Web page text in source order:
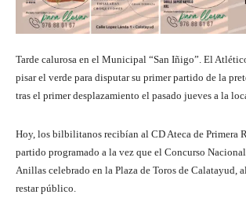
Tarde calurosa en el Municipal “San Iñigo”. El
pisar el verde para disputar su primer partido de la
tras el primer desplazamiento el pasado jueves a la
Hoy, los bilbilitanos recibían al CD Ateca de Primera
partido programado a la vez que el Concurso
Anillas celebrado en la Plaza de Toros de Calatayud,
restar público.